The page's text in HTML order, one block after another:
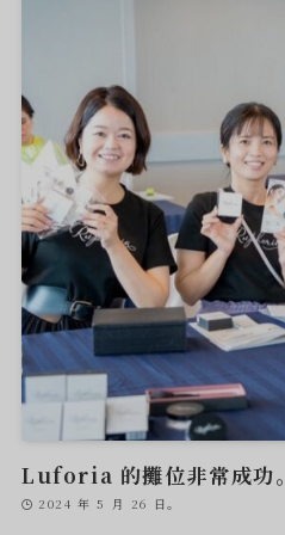
Luforia 的攤位非常成功。
2024 年 5 月 26 日。